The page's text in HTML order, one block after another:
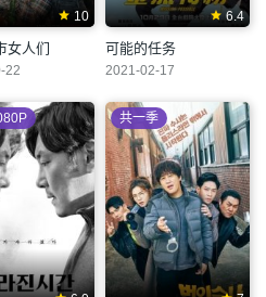
10
女人们
22
6.4
可能的任务
2021-02-17
共一季